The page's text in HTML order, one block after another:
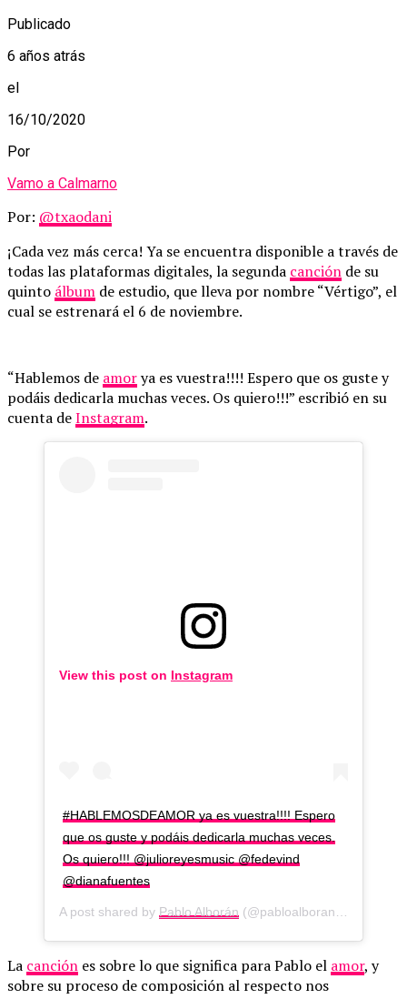
Publicado
6 años atrás
el
16/10/2020
Por
Vamo a Calmarno
Por: @txaodani
¡Cada vez más cerca! Ya se encuentra disponible a través de
todas las plataformas digitales, la segunda canción de su
quinto álbum de estudio, que lleva por nombre “Vértigo”, el
cual se estrenará el 6 de noviembre.
“Hablemos de amorya es vuestra!!!! Espero que os guste y
podáis dedicarla muchas veces. Os quiero!!!” escribió en su
cuenta deInstagram.
View this post on Instagram
#HABLEMOSDEAMOR ya es vuestra!!!! Espero
que os guste y podáis dedicarla muchas veces.
Os quiero!!! @julioreyesmusic @fedevind
@dianafuentes
A post shared by Pablo Alborán (@pabloalboran) on
La canción es sobre lo que significa para Pablo el amor, y
sobre su proceso de composición al respecto nos